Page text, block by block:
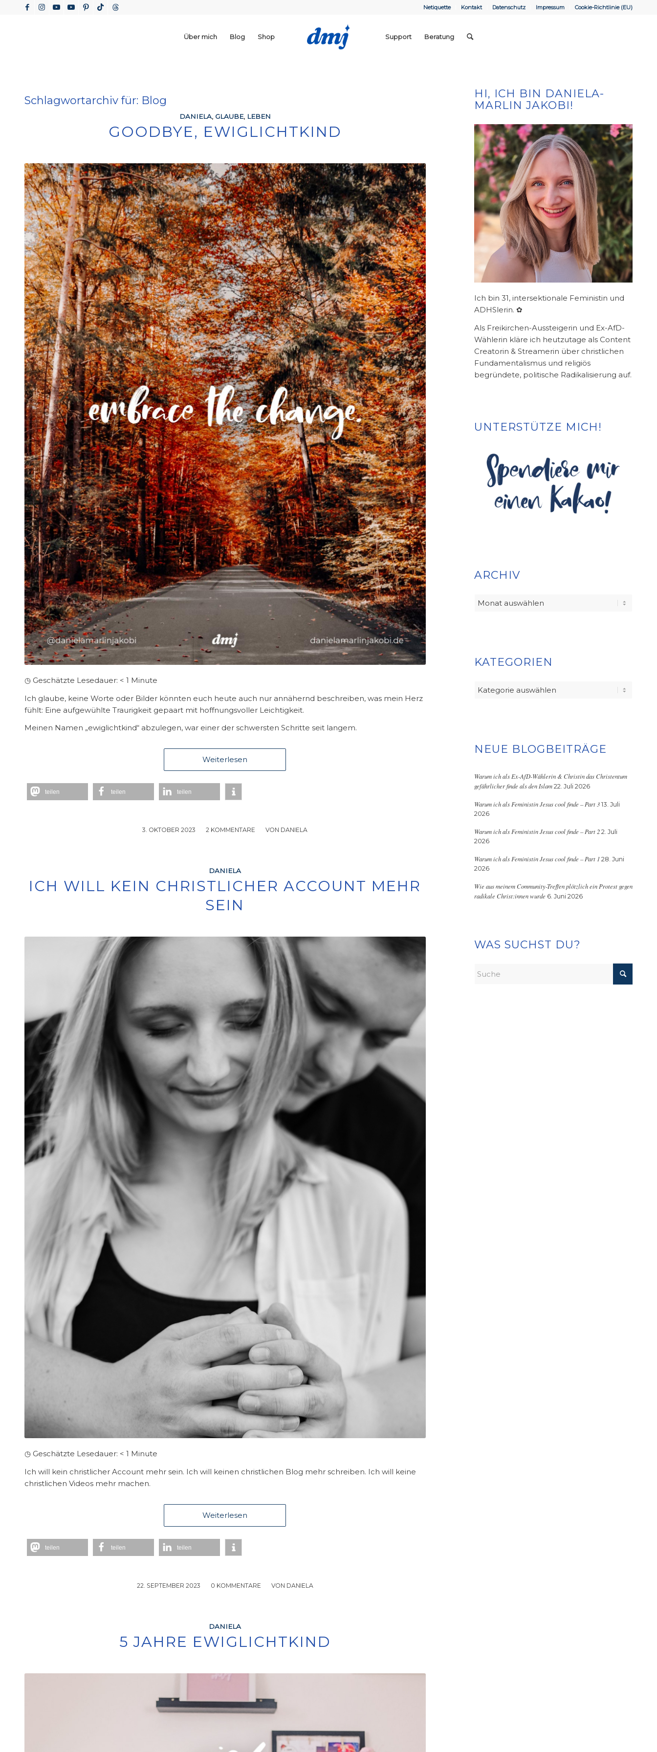
Netiquette Kontakt Datenschutz Impressum Cookie-Richtlinie (EU)
Über mich Blog Shop Support Beratung
Schlagwortarchiv für: Blog
DANIELA, GLAUBE, LEBEN
GOODBYE, EWIGLICHTKIND
◷ Geschätzte Lesedauer: < 1 Minute
Ich glaube, keine Worte oder Bilder könnten euch heute auch nur annähernd beschreiben, was mein Herz
fühlt: Eine aufgewühlte Traurigkeit gepaart mit hoffnungsvoller Leichtigkeit.
Meinen Namen „ewiglichtkind“ abzulegen, war einer der schwersten Schritte seit langem.
Weiterlesen
teilen teilen teilen
3. OKTOBER 2023
/ 2 KOMMENTARE
/ VON DANIELA
DANIELA
ICH WILL KEIN CHRISTLICHER ACCOUNT MEHR
SEIN
◷ Geschätzte Lesedauer: < 1 Minute
Ich will kein christlicher Account mehr sein. Ich will keinen christlichen Blog mehr schreiben. Ich will keine
christlichen Videos mehr machen.
Weiterlesen
teilen teilen teilen
22. SEPTEMBER 2023
/ 0 KOMMENTARE
/ VON DANIELA
DANIELA
5 JAHRE EWIGLICHTKIND
HI, ICH BIN DANIELA-
MARLIN JAKOBI!
Ich bin 31, intersektionale Feministin und
ADHSlerin. ✿
Als Freikirchen-Aussteigerin und Ex-AfD-
Wählerin kläre ich heutzutage als Content
Creatorin & Streamerin über christlichen
Fundamentalismus und religiös
begründete, politische Radikalisierung auf.
UNTERSTÜTZE MICH!
ARCHIV
KATEGORIEN
Kategorien
NEUE BLOGBEITRÄGE
Warum ich als Ex-AfD-Wählerin & Christin das Christentum
gefährlicher finde als den Islam 22. Juli 2026
Warum ich als Feministin Jesus cool finde – Part 3 13. Juli
2026
Warum ich als Feministin Jesus cool finde – Part 2 2. Juli
2026
Warum ich als Feministin Jesus cool finde – Part 1 28. Juni
2026
Wie aus meinem Community-Treffen plötzlich ein Protest gegen
radikale Christ:innen wurde 6. Juni 2026
WAS SUCHST DU?